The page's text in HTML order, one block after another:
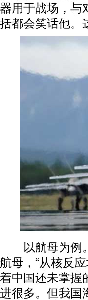
器用于战场，与
括都会笑话他。
以航母为例。
航母，“从核反
着中国还未掌握
进很多。但我国